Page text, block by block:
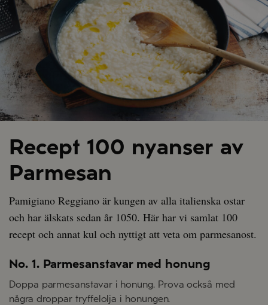
Recept 100 nyanser av
Parmesan
Pamigiano Reggiano är kungen av alla italienska ostar
och har älskats sedan år 1050. Här har vi samlat 100
recept och annat kul och nyttigt att veta om parmesanost.
No. 1. Parmesanstavar med honung
Doppa parmesanstavar i honung. Prova också med
några droppar tryffelolja i honungen.